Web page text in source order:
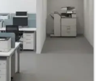
کیفیت یک اتصال لحیم